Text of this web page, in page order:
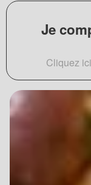
Je
Cliquez